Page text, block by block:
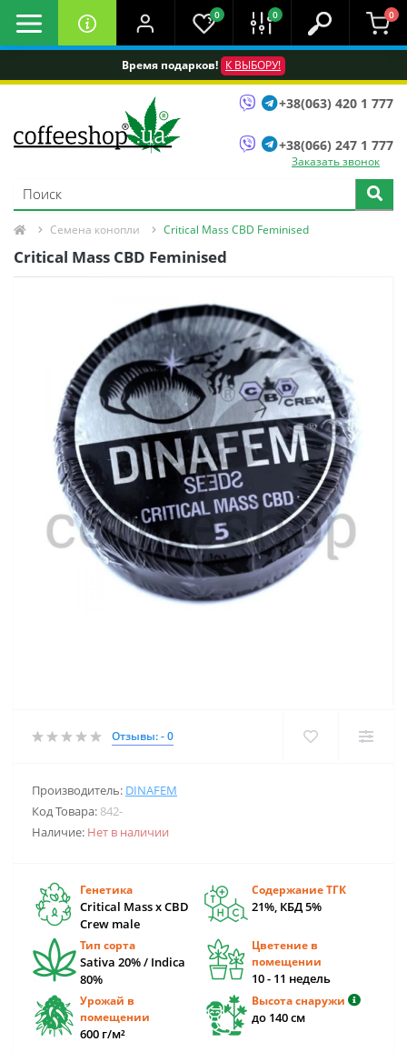
Время подарков! К ВЫБОРУ!
0 0 0
+38(063) 420 1 777
+38(066) 247 1 777
Заказать звонок
Семена конопли Critical Mass CBD Feminised
Critical Mass CBD Feminised
Отзывы: - 0
Производитель: DINAFEM
Код Товара: 842-
Наличие: Нет в наличии
Генетика
Critical Mass x CBD
Crew male
Содержание ТГК
21%, КБД 5%
Тип сорта
Sativa 20% / Indica
80%
Цветение в
помещении
10 - 11 недель
Урожай в
помещении
600 г/м²
Высота снаружи
до 140 см